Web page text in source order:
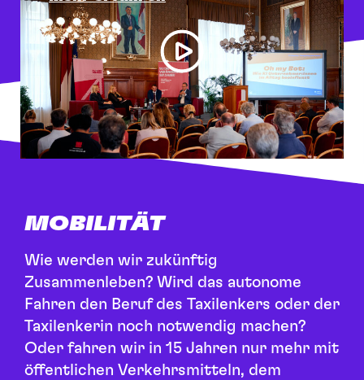
MOBILITÄT
Wie werden wir zukünftig
Zusammenleben? Wird das autonome
Fahren den Beruf des Taxilenkers oder der
Taxilenkerin noch notwendig machen?
Oder fahren wir in 15 Jahren nur mehr mit
öffentlichen Verkehrsmitteln, dem